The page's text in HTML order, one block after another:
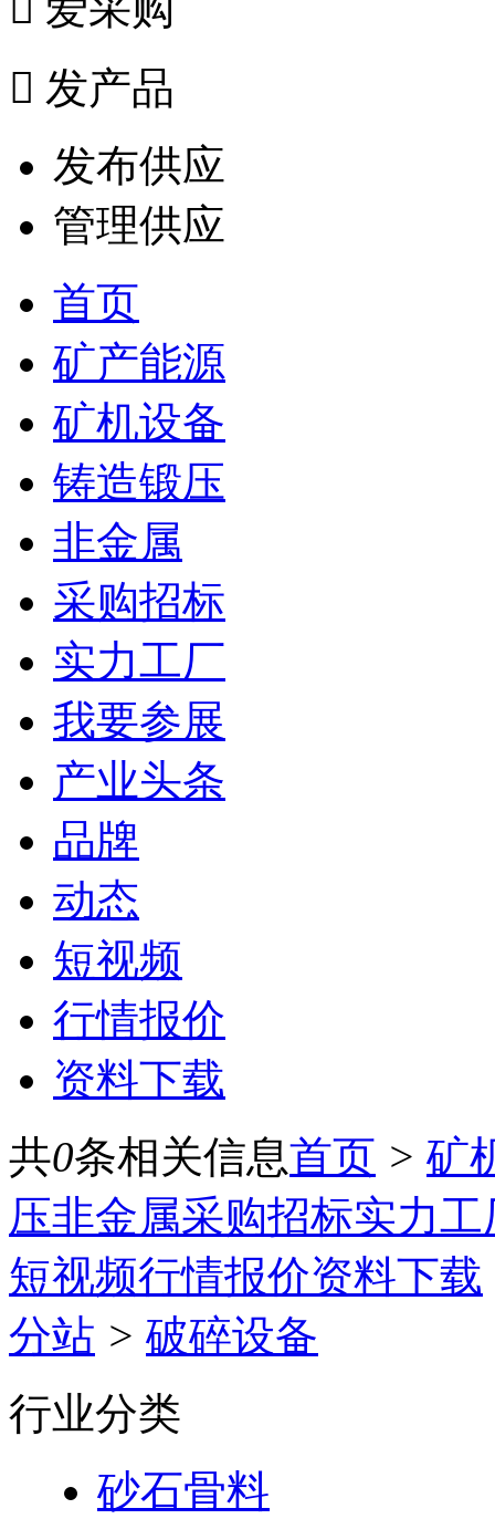
 发产品
发布供应
管理供应
首页
矿产能源
矿机设备
铸造锻压
非金属
采购招标
实力工厂
我要参展
产业头条
品牌
动态
短视频
行情报价
资料下载
共0条相关信息首页 > 矿
压非金属采购招标实力工
短视频行情报价资料下载
分站 > 破碎设备
行业分类
砂石骨料